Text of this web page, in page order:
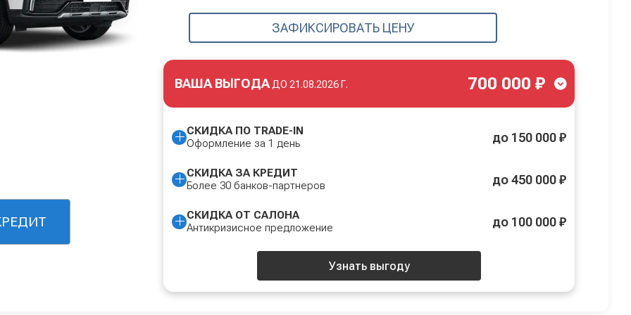
ЗАФИКСИРОВАТЬ ЦЕНУ
ВАША ВЫГОДА ДО 21.08.2026 Г. 700 000 ₽
СКИДКА ПО TRADE-IN
Оформление за 1 день
до 150 000 ₽
СКИДКА ЗА КРЕДИТ
Более 30 банков-партнеров
до 450 000 ₽
СКИДКА ОТ САЛОНА
Антикризисное предложение
до 100 000 ₽
Узнать выгоду